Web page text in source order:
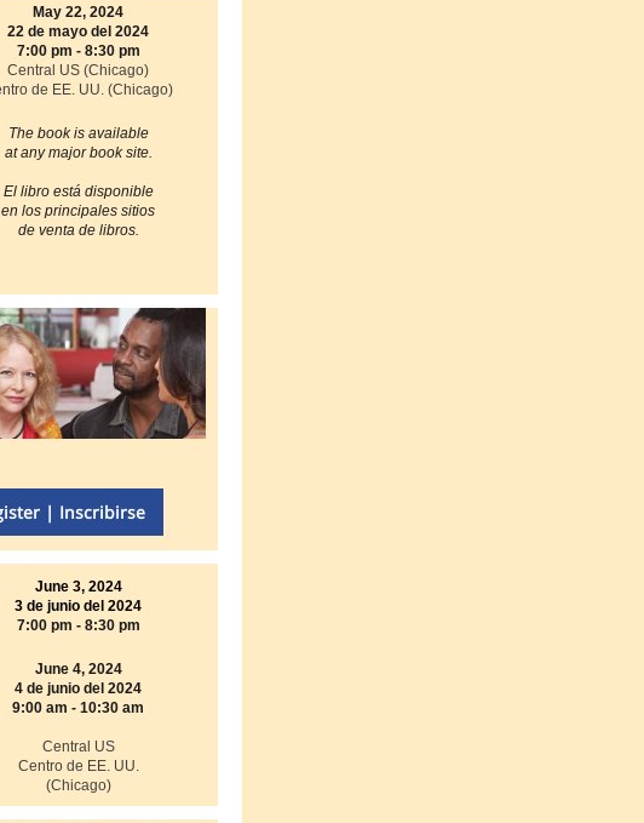
May 22, 2024
22 de mayo del 2024
7:00 pm - 8:30 pm
Central US (Chicago)
de EE. UU. (Chicago)
The book is available
at any major book site.
El libro está disponible
en los principales sitios
de venta de libros.
| Inscribirse
June 3, 2024
3 de junio del 2024
7:00 pm - 8:30 pm
June 4, 2024
4 de junio del 2024
9:00 am - 10:30 am
Central US
Centro de EE. UU.
(Chicago)